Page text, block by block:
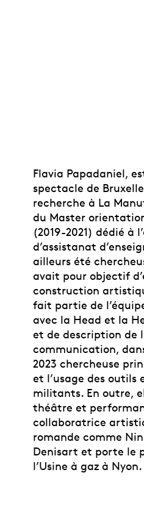
Flavia Papadaniel,
spectacle de
recherche à La
du Master
(2019-2021) dédié à
d’assistanat
ailleurs été
avait pour objectif
construction
fait partie de
avec la Head et la
et de description de
communication,
2023 chercheuse
et l’usage des
militants. En outre,
théâtre et
collaboratrice
romande comme
Denisart et porte le
l’Usine à gaz à Nyon.